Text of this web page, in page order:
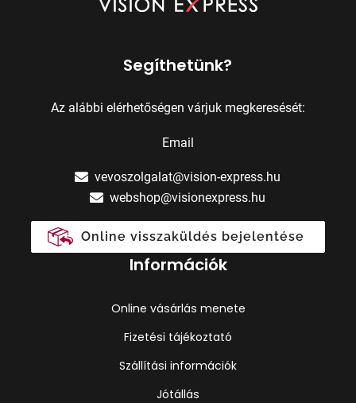
Segíthetünk?
Az alábbi elérhetőségen várjuk megkeresését:
Email
vevoszolgalat@vision-express.hu
webshop@visionexpress.hu
Online visszaküldés bejelentése
Információk
Online vásárlás menete
Fizetési tájékoztató
Szállítási információk
Jótállás